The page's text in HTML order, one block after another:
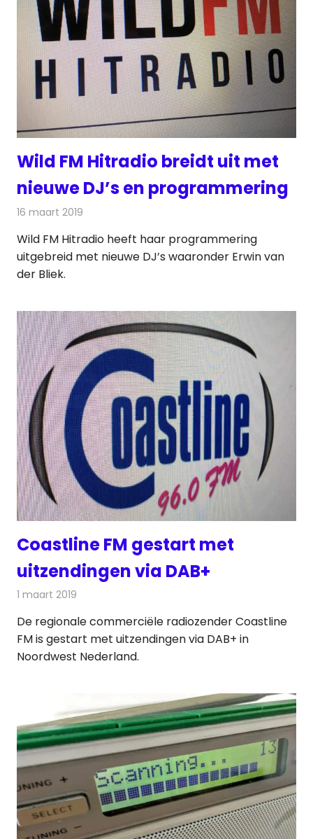
Wild FM Hitradio breidt uit met
nieuwe DJ’s en programmering
16 maart 2019
Wild FM Hitradio heeft haar programmering
uitgebreid met nieuwe DJ’s waaronder Erwin van
der Bliek.
Coastline FM gestart met
uitzendingen via DAB+
1 maart 2019
De regionale commerciële radiozender Coastline
FM is gestart met uitzendingen via DAB+ in
Noordwest Nederland.